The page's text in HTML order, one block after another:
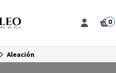
0
Aleación